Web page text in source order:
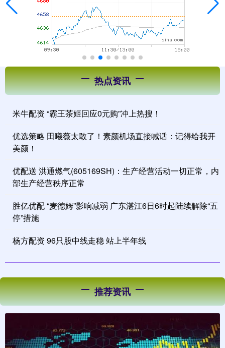
热点资讯
米牛配资 “霸王茶姬回应0元购”冲上热搜！
优选策略 田曦薇太敢了！素颜机场直接喊话：记得给我开
美颜！
优配送 洪通燃气(605169SH)：生产经营活动一切正常，内
部生产经营秩序正常
胜亿优配 “麦德姆”影响减弱 广东湛江6日6时起陆续解除“五
停”措施
杨方配资 96只股中线走稳 站上半年线
推荐资讯